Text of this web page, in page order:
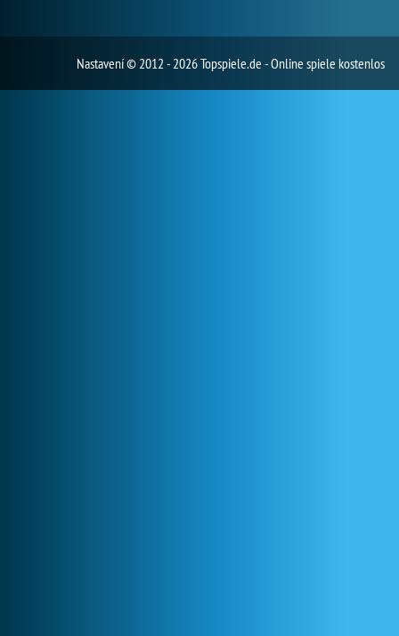
Nastavení© 2012 - 2026 Topspiele.de - Online spiele kostenlos